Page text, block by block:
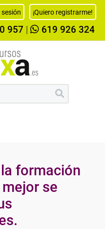
¡Quiero registrarme!
957 619 926 324
formación
se